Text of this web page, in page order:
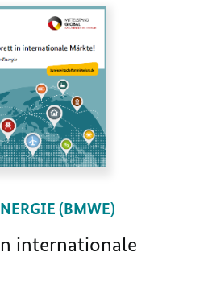
(BMWE)
internationale